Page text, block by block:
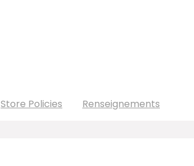
Store Policies Renseignements